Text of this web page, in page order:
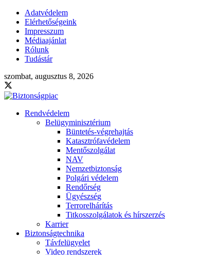
Adatvédelem
Elérhetőségeink
Impresszum
Médiaajánlat
Rólunk
Tudástár
szombat, augusztus 8, 2026
Rendvédelem
Belügyminisztérium
Büntetés-végrehajtás
Katasztrófavédelem
Mentőszolgálat
NAV
Nemzetbiztonság
Polgári védelem
Rendőrség
Ügyészség
Terrorelhárítás
Titkosszolgálatok és hírszerzés
Karrier
Biztonságtechnika
Távfelügyelet
Video rendszerek